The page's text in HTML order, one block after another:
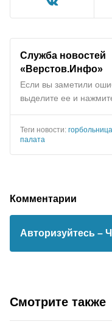
Служба новостей
«Верстов.Инфо»
Если вы заметили
выделите ее и
Теги новости: горбольница
палата
Комментарии
Авторизуйтесь –
Смотрите также